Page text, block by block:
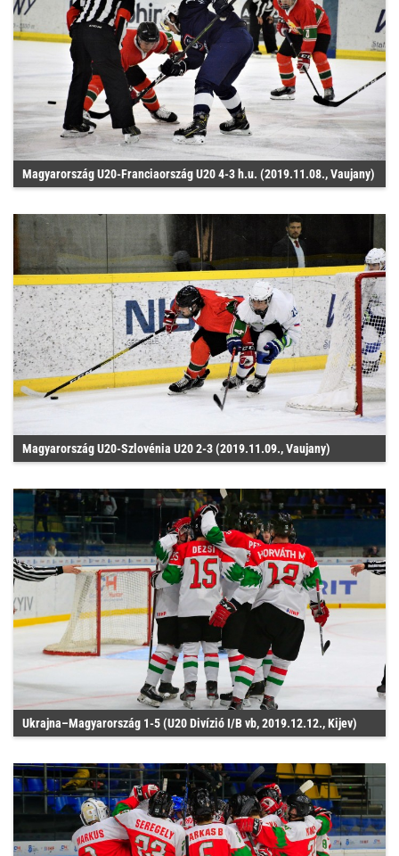
Magyarország U20-Franciaország U20 4-3 h.u. (2019.11.08., Vaujany)
Magyarország U20-Szlovénia U20 2-3 (2019.11.09., Vaujany)
Ukrajna–Magyarország 1-5 (U20 Divízió I/B vb, 2019.12.12., Kijev)